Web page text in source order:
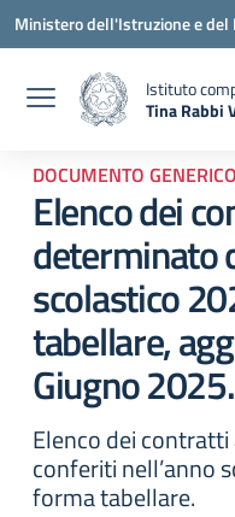
Vai ai contenuti
Vai al menu di navigazione
Vai al footer
Ministero dell'Istruzione e del
Istituto
Tina Rabbi
DOCUMENTO GENERICO
Elenco dei
determinato
scolastico
tabellare,
Giugno 2025.
Elenco dei
conferiti nell’anno
forma tabellare.